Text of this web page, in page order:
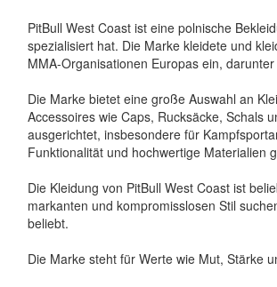
PitBull West Coast ist eine polnische
spezialisiert hat. Die Marke kleidete und
MMA-Organisationen Europas ein, darunter
Die Marke bietet eine große Auswahl an
Accessoires wie Caps, Rucksäcke, Schals
ausgerichtet, insbesondere für
Funktionalität und hochwertige Materialien
Die Kleidung von PitBull West Coast ist
markanten und kompromisslosen Stil
beliebt.
Die Marke steht für Werte wie Mut, Stärke